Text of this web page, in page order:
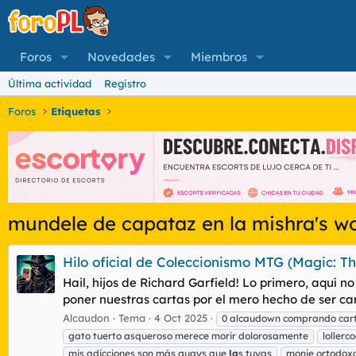
Foros Novedades Miembros
Última actividad Registro
Foros Etiquetas
mundele de capataz en la mishra's
Hilo oficial de Coleccionismo MTG (Magic:
Hail, hijos de Richard Garfield! Lo primero, aquí
poner nuestras cartas por el mero hecho de ser
Alcaudon Tema 4 Oct 2025 0 alcaudown comprando
gato tuerto asqueroso merece morir dolorosamente
mis adicciones son más guays que las tuyas monje